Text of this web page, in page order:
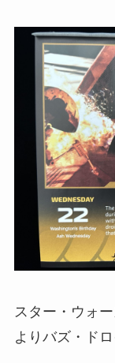
スター・ウォ
より バズ・ド